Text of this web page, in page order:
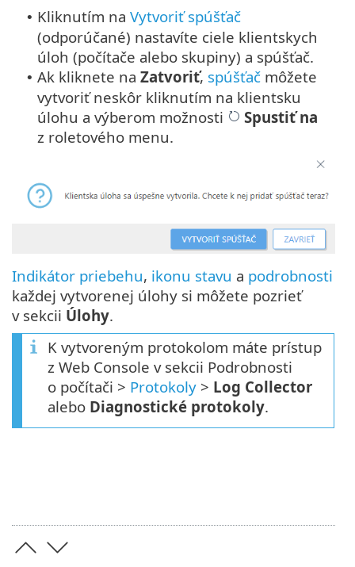
• Kliknutím na Vytvoriť spúšťač
(odporúčané) nastavíte ciele klientskych
úloh (počítače alebo skupiny) a spúšťač.
• Ak kliknete na Zatvoriť, spúšťač môžete
vytvoriť neskôr kliknutím na klientsku
úlohu a výberom možnosti
Spustiť na
z roletového menu.
Indikátor priebehu, ikonu stavu a podrobnosti
každej vytvorenej úlohy si môžete pozrieť
v sekcii Úlohy.
K vytvoreným protokolom máte prístup
z Web Console v sekcii Podrobnosti
o počítači > Protokoly > Log Collector
alebo Diagnostické protokoly.